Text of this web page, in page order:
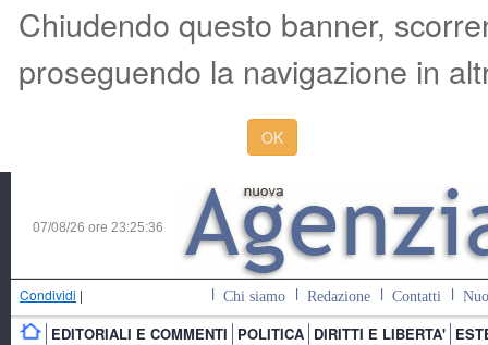
Chiudendo questo banner,
proseguendo la navigazione in
OK
07/08/26 ore 23:25:37
Condividi | Chi siamo Redazione Contatti
EDITORIALI E COMMENTI POLITICA DIRITTI E LIBERTA'